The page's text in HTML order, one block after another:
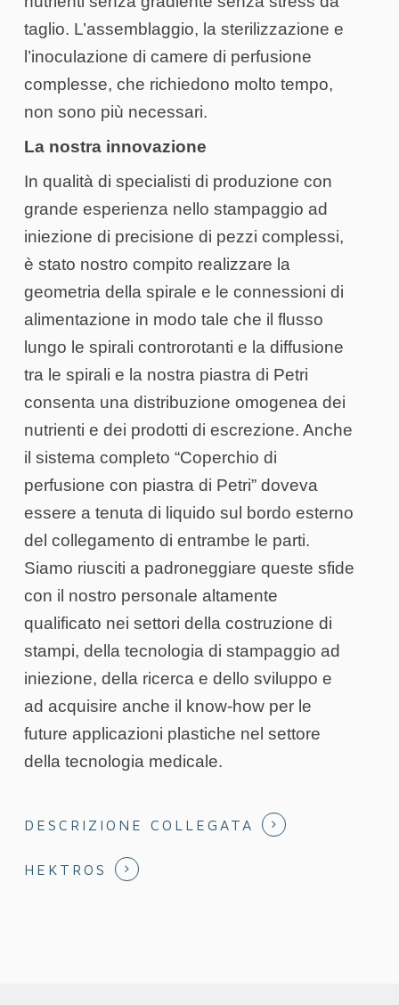
taglio. L’assemblaggio, la sterilizzazione e
l’inoculazione di camere di perfusione
complesse, che richiedono molto tempo,
non sono più necessari.
La nostra innovazione
In qualità di specialisti di produzione con
grande esperienza nello stampaggio ad
iniezione di precisione di pezzi complessi,
è stato nostro compito realizzare la
geometria della spirale e le connessioni di
alimentazione in modo tale che il flusso
lungo le spirali controrotanti e la diffusione
tra le spirali e la nostra piastra di Petri
consenta una distribuzione omogenea dei
nutrienti e dei prodotti di escrezione. Anche
il sistema completo “Coperchio di
perfusione con piastra di Petri” doveva
essere a tenuta di liquido sul bordo esterno
del collegamento di entrambe le parti.
Siamo riusciti a padroneggiare queste sfide
con il nostro personale altamente
qualificato nei settori della costruzione di
stampi, della tecnologia di stampaggio ad
iniezione, della ricerca e dello sviluppo e
ad acquisire anche il know-how per le
future applicazioni plastiche nel settore
della tecnologia medicale.
DESCRIZIONE COLLEGATA
HEKTROS